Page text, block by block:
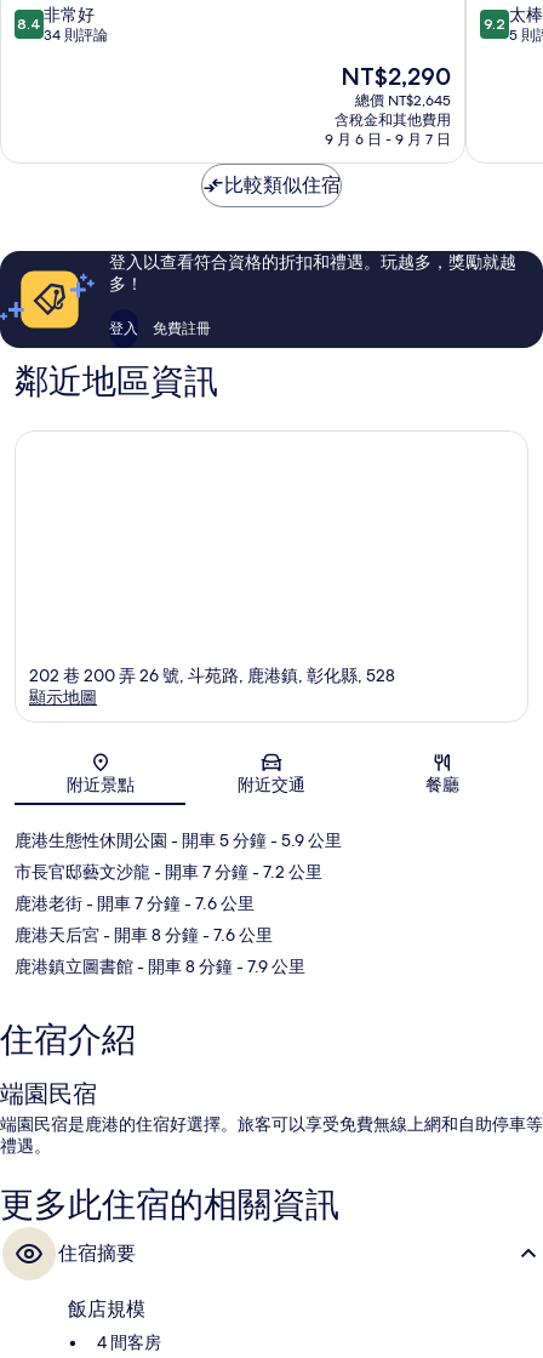
港
鎮
8.4
分，
常
評
論
8.4 非常好
34 則評論
現
在
價
格
為
NT$2,290
NT$2,290
總價 NT$2,645
含稅金和其他費用
9 月 6 日 - 9 月 7 日
港
鎮
9.2
分，
棒
評
論
9.2 太
5 則
比較類似住宿
登入以查看符合資格的折扣和禮遇。玩越多，獎勵就越
多！
登入 免費註冊
鄰近地區資訊
地圖
202 巷 200 弄 26 號, 斗苑路, 鹿港鎮, 彰化縣, 528
顯示地圖
附近景點 附近交通 餐廳
鹿港生態性休閒公園 - 開車 5 分鐘- 5.9 公里
市長官邸藝文沙龍- 開車 7 分鐘- 7.2 公里
鹿港老街- 開車 7 分鐘- 7.6 公里
鹿港天后宮- 開車 8 分鐘- 7.6 公里
鹿港鎮立圖書館- 開車 8 分鐘- 7.9 公里
住宿介紹
端園民宿
端園民宿是鹿港的住宿好選擇。旅客可以享受免費無線上網和自助停車等
禮遇。
更多此住宿的相關資訊
住宿摘要
飯店規模
4 間客房